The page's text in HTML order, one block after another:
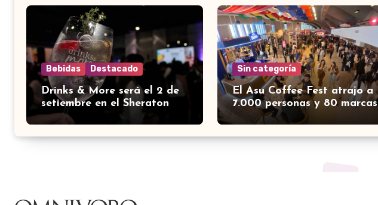
Bebidas Destacado
Drinks & More será el 2 de
setiembre en el Sheraton
Sin categoría
El Asu Coffee Fest atrajo a
7.000 personas y 80 marcas